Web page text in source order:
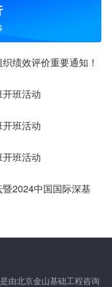
绩效评价重要通知！
班活动
班活动
班活动
2024中国国际深基
由北京金山基础工程咨询